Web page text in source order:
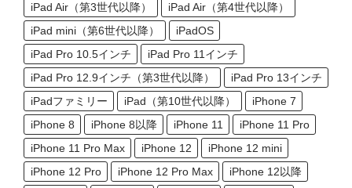
iPad Air（第3世代以降）
iPad Air（第4世代以降）
iPad mini（第6世代以降）
iPadOS
iPad Pro 10.5インチ
iPad Pro 11インチ
iPad Pro 12.9インチ（第3世代以降）
iPad Pro 13インチ
iPadファミリー
iPad（第10世代以降）
iPhone 7
iPhone 8
iPhone 8以降 iPhone 11
iPhone 11 Pro
iPhone 11 Pro Max
iPhone 12
iPhone 12 mini
iPhone 12 Pro
iPhone 12 Pro Max
iPhone 12以降